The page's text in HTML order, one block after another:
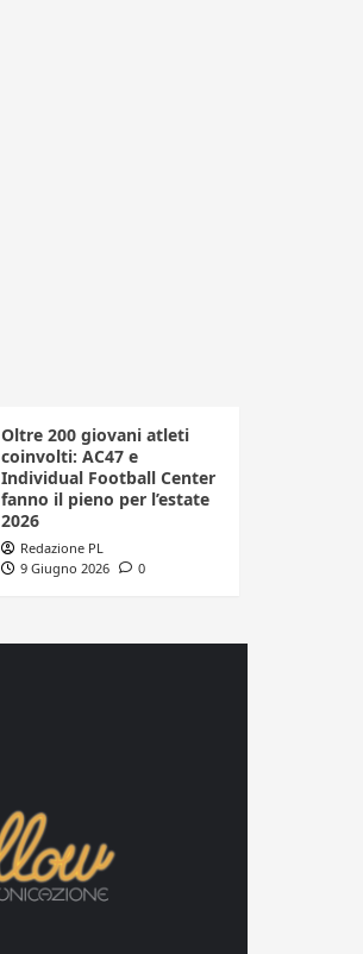
Oltre 200 giovani atleti
coinvolti: AC47 e
Individual Football Center
fanno il pieno per l’estate
2026
Redazione PL
9 Giugno 2026
0